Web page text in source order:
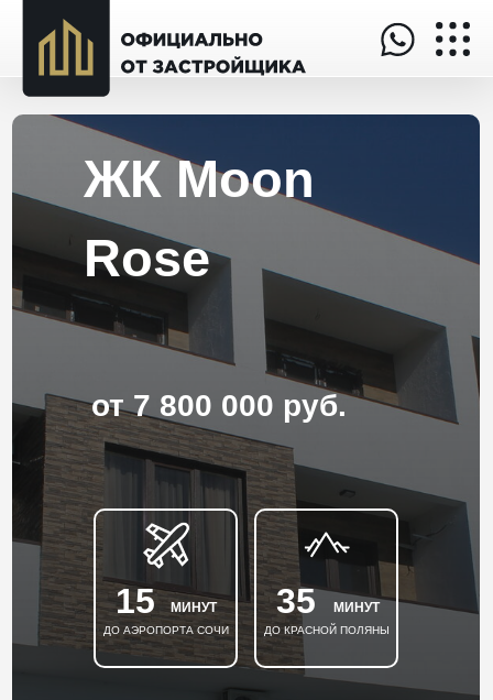
15 МИНУТ
ДО АЭРОПОРТА СОЧИ
35 МИНУТ
ДО КРАСНОЙ ПОЛЯНЫ
от 7 800 000 руб.
ЖК Moon
Rose